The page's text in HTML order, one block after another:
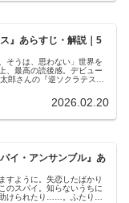
』あらすじ・解説｜5
そうは、思わない」世界を
、最高の読後感。デビュー
郎さんの『逆ソクラテス』
2026.02.20
イ・アンサンブル』あ
すように。失恋したばかり
のスパイ。知らないうちに
けられたり……。ふたりの